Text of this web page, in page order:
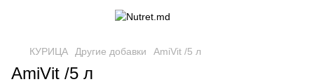
КУРИЦА Другие добавки AmiVit /5 л
AmiVit /5 л